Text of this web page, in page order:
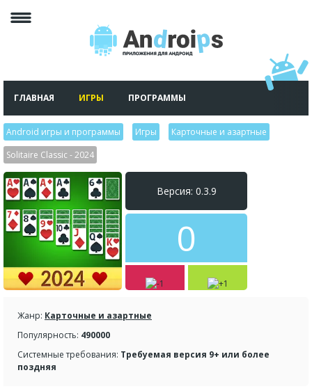
ГЛАВНАЯ ИГРЫ ПРОГРАММЫ
Android игры и программы Игры Карточные и азартные
Solitaire Classic - 2024
Версия: 0.3.9
0
Жанр: Карточные и азартные
Популярность: 490000
Системные требования: Требуемая версия 9+ или более
поздняя